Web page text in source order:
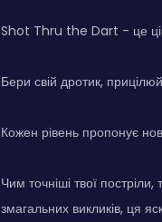
Shot Thru the Dart - це
Бери свій дротик,
Кожен рівень пропонує
Чим точніші твої
змагальних викликів, ця